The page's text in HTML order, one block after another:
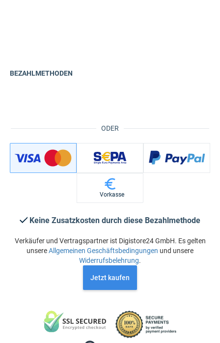
ODER
BEZAHLMETHODEN
Vorkasse
Keine Zusatzkosten durch diese Bezahlmethode
Verkäufer und Vertragspartner ist Digistore24 GmbH. Es gelten
unsereAllgemeinen Geschäftsbedingungen und unsere
Widerrufsbelehrung.
Jetzt kaufen